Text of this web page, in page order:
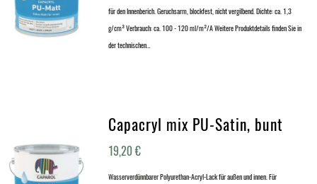
für den Innenberich. Geruchsarm, blockfest, nicht vergilbend. Dichte: ca. 1,3
g/cm³ Verbrauch: ca. 100 - 120 ml/m²/A Weitere Produktdetails finden Sie in
der technischen…
Capacryl mix PU-Satin, bunt
19,20€
Wasserverdünnbarer Polyurethan-Acryl-Lack für außen und innen. Für